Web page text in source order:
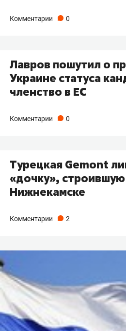
Комментарии 0
Лавров пошутил о
Украине статуса
членство в ЕС
Комментарии 0
Турецкая Gemont
«дочку»,
Нижнекамске
Комментарии 2